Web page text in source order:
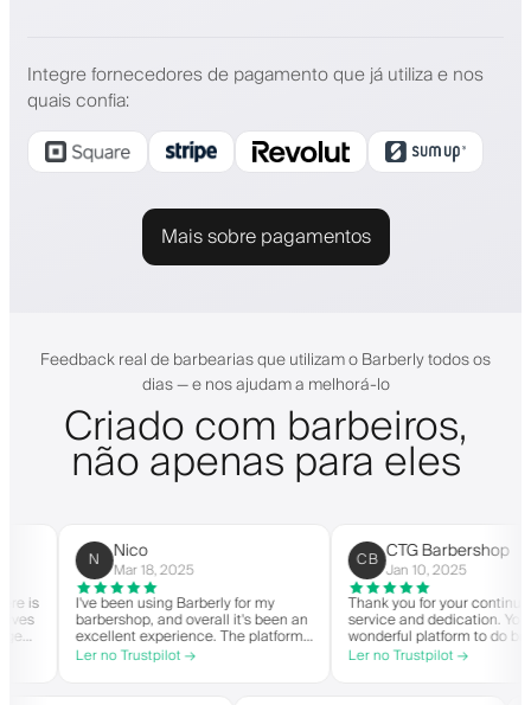
Integre fornecedores de pagamento que já utiliza e nos
quais confia:
Mais sobre pagamentos
Feedback real de barbearias que utilizam o Barberly todos os
dias — e nos ajudam a melhorá-lo
Criado com barbeiros,
não apenas para eles
Nico
Mar 18, 2025
I've been using Barberly for my
barbershop, and overall it's been an
excellent experience. The platform
is easy to use, reliable, and has
streamlined my booking process.
Ler no Trustpilot →
CTG Barbershop
Jan 10, 2025
Thank you for your continued
service and dedication. You have a
wonderful platform to do business
with good spirit. Thank you from
CTG Barbershop.
Ler no Trustpilot →